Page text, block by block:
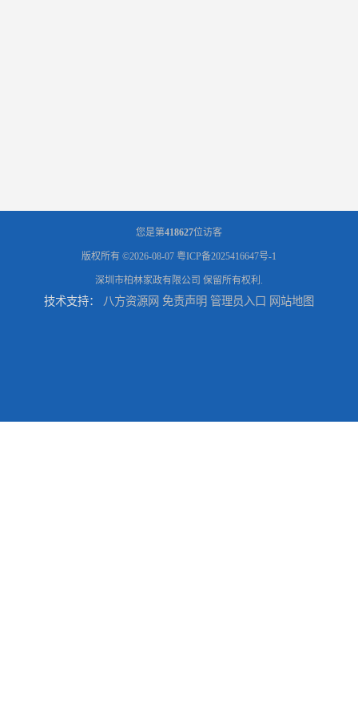
您是第418627位访客
版权所有 ©2026-08-07 粤ICP备2025416647号-1
深圳市柏林家政有限公司 保留所有权利.
技术支持： 八方资源网 免责声明 管理员入口 网站地图